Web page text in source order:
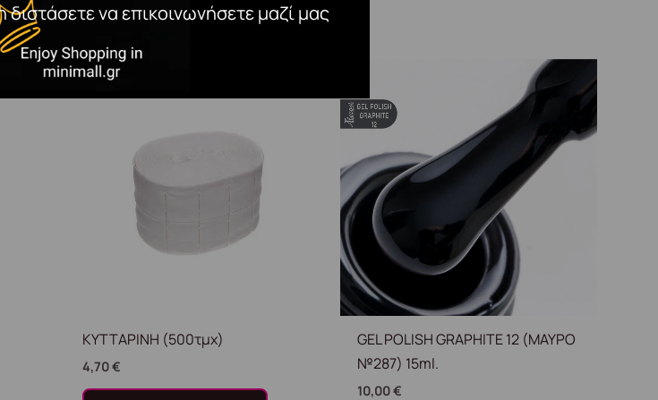
να επικοινωνήσετε μαζί μας
ΚΥΤΤΑΡΙΝΗ (500τμχ)
4,70€
GEL POLISH GRAPHITE 12 (ΜΑΥΡΟ
№287) 15ml.
10,00€